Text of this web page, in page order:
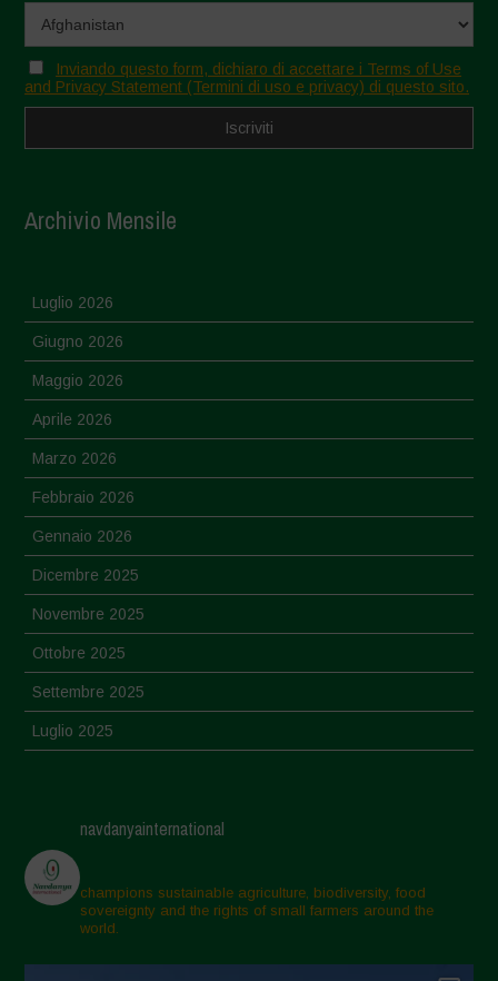
Inviando questo form, dichiaro di accettare i Terms of Use
and Privacy Statement (Termini di uso e privacy) di questo sito.
Archivio Mensile
Luglio 2026
Giugno 2026
Maggio 2026
Aprile 2026
Marzo 2026
Febbraio 2026
Gennaio 2026
Dicembre 2025
Novembre 2025
Ottobre 2025
Settembre 2025
Luglio 2025
Aprile 2025
Marzo 2025
Febbraio 2025
Gennaio 2025
navdanyainternational
champions sustainable agriculture, biodiversity, food
sovereignty and the rights of small farmers around the
world.